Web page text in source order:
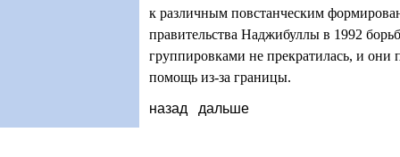
к различным повстанческим
правительства Наджибуллы в 1992
группировками не прекратилась, и они
помощь из-за границы.
назад дальше